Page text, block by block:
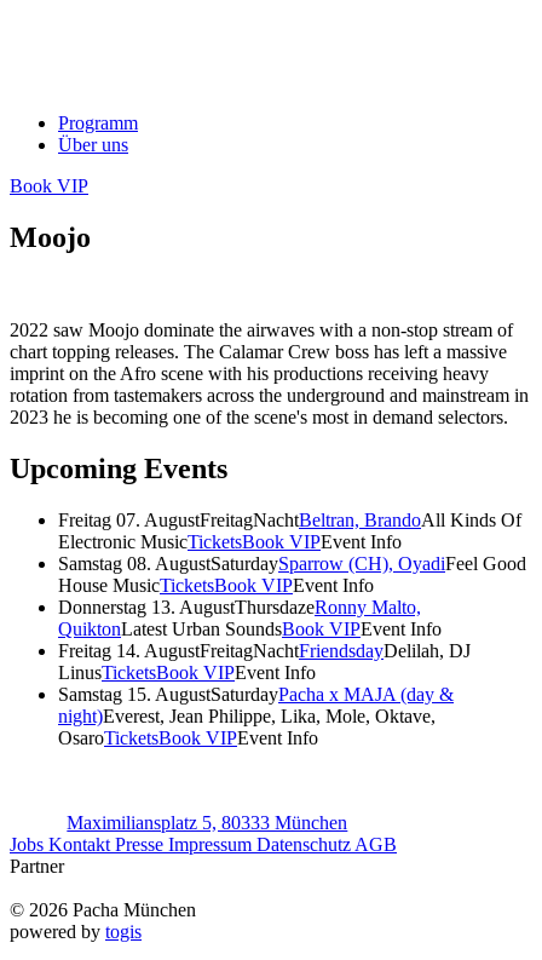
Programm
Über uns
Book VIP
Moojo
2022 saw Moojo dominate the airwaves with a non-stop stream of
chart topping releases. The Calamar Crew boss has left a massive
imprint on the Afro scene with his productions receiving heavy
rotation from tastemakers across the underground and mainstream in
2023 he is becoming one of the scene's most in demand selectors.
Upcoming Events
Freitag 07. AugustFreitagNachtBeltran, BrandoAll Kinds Of
Electronic MusicTicketsBook VIPEvent Info
Samstag 08. AugustSaturdaySparrow (CH), OyadiFeel Good
House MusicTicketsBook VIPEvent Info
Donnerstag 13. AugustThursdazeRonny Malto,
QuiktonLatest Urban SoundsBook VIPEvent Info
Freitag 14. AugustFreitagNachtFriendsdayDelilah, DJ
LinusTicketsBook VIPEvent Info
Samstag 15. AugustSaturdayPacha x MAJA (day &
night)Everest, Jean Philippe, Lika, Mole, Oktave,
OsaroTicketsBook VIPEvent Info
Maximiliansplatz 5, 80333 München
Jobs Kontakt Presse Impressum Datenschutz AGB
Partner
© 2026 Pacha München
powered by togis